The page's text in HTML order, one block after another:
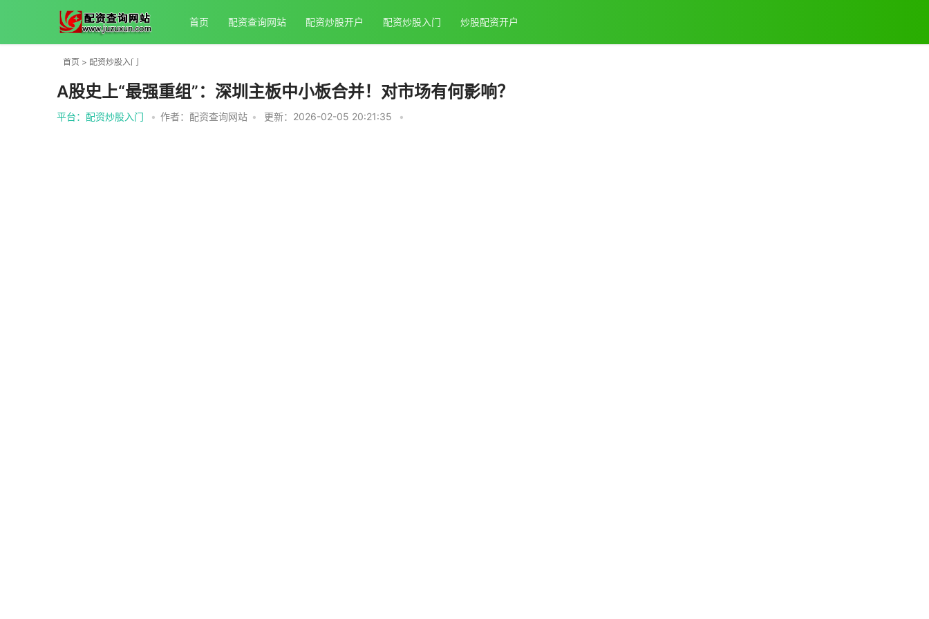
首页 配资查询网站 配资炒股开户 配资炒股入门 炒股配资开户
首页 > 配资炒股入门
A股史上“最强重组”：深圳主板中小板合并！对市场有何影响？
平台：配资炒股入门 • 作者：配资查询网站 • 更新：2026-02-05 20:21:35 •